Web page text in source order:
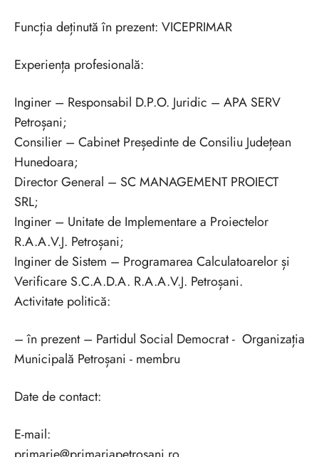
Funcția deținută în prezent: VICEPRIMAR
Experiența profesională:
Inginer – Responsabil D.P.O. Juridic – APA SERV
Petroșani;
Consilier – Cabinet Președinte de Consiliu Județean
Hunedoara;
Director General – SC MANAGEMENT PROIECT
SRL;
Inginer – Unitate de Implementare a Proiectelor
R.A.A.V.J. Petroșani;
Inginer de Sistem – Programarea Calculatoarelor și
Verificare S.C.A.D.A. R.A.A.V.J. Petroșani.
Activitate politică:
– în prezent – Partidul Social Democrat - Organizația
Municipală Petroșani - membru
Date de contact:
E-mail: